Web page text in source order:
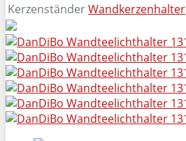
KerzenständerWandkerzenhalter